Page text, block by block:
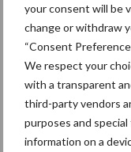
your consent will be
change or withdraw
“Consent
We respect your
with a transparent
third-party vendors
purposes and
information on a
5 aug